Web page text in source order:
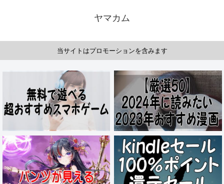
ヤマカム
当サイトはプロモーションを含みます